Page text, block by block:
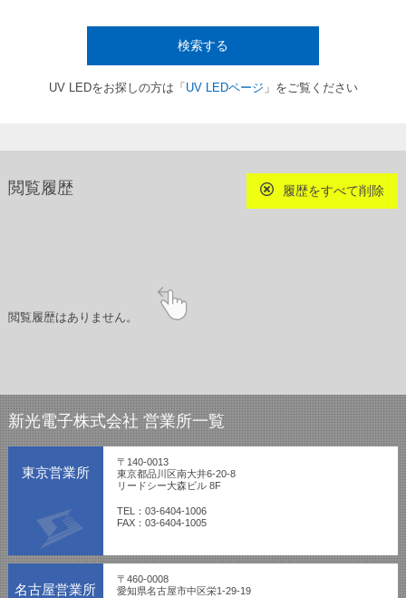
検索する
UV LEDをお探しの方は「 UV LEDページ 」をご覧ください
閲覧履歴 履歴をすべて削除
閲覧履歴はありません。
新光電子株式会社 営業所一覧
東京営業所
〒140-0013
東京都品川区南大井6-20-8
リードシー大森ビル 8F
TEL：03-6404-1006
FAX：03-6404-1005
名古屋営業所
〒460-0008
愛知県名古屋市中区栄1-29-19